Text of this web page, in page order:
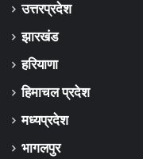
उत्तरप्रदेश
झारखंड
हरियाणा
हिमाचल प्रदेश
मध्यप्रदेश
भागलपुर